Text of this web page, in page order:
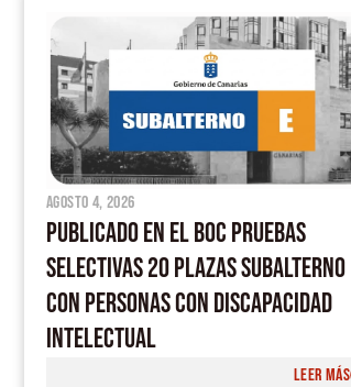
agosto 4, 2026
PUBLICADO EN EL BOC PRUEBAS
SELECTIVAS 20 PLAZAS SUBALTERNO
CON PERSONAS CON DISCAPACIDAD
INTELECTUAL
LEER MÁS